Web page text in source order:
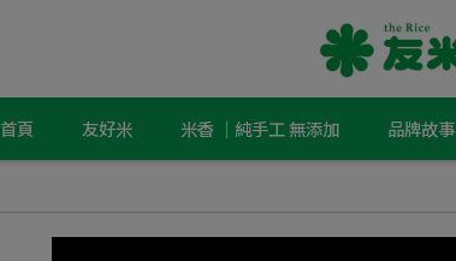
首頁 友好米 米香 ｜純手工 無添加 品牌故事